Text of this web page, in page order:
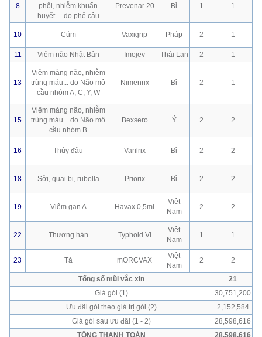
8
phổi, nhiễm khuẩn
huyết… do phế cầu
Prevenar 20 Bỉ 1 1
10 Cúm Vaxigrip Pháp 2 1
11 Viêm não Nhật Bản Imojev Thái Lan 2 1
13
Viêm màng não, nhiễm
trùng máu... do Não mô
cầu nhóm A, C, Y, W
Nimenrix Bỉ 2 1
15
Viêm màng não, nhiễm
trùng máu... do Não mô
cầu nhóm B
Bexsero Ý 2 2
16 Thủy đậu Varilrix Bỉ 2 2
18 Sởi, quai bị, rubella Priorix Bỉ 2 2
19 Viêm gan A Havax 0,5ml
Việt
Nam
2 2
22 Thương hàn Typhoid VI
Việt
Nam
1 1
23 Tả mORCVAX
Việt
Nam
2 2
Tổng số mũi vắc xin
21
Giá gói (1)
30,751,200
Ưu đãi gói theo giá trị gói (2)
2,152,584
Giá gói sau ưu đãi (1 - 2)
28,598,616
TỔNG THANH TOÁN
28,598,616